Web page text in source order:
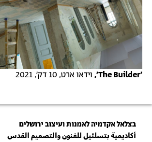
׳The Builder׳, וידאו ארט, 10 דק׳, 2021
בצלאל אקדמיה לאמנות ועיצוב ירושלים
أكاديمية بتسلئيل للفنون والتصميم القدس